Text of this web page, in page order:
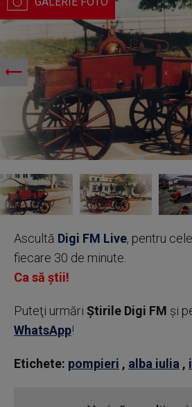
Ascultă Digi FM Live, pentru
fiecare 30 de minute.
Ca să știi!
Puteţi urmări Știrile Digi FM şi
WhatsApp!
Etichete: pompieri , alba iulia ,